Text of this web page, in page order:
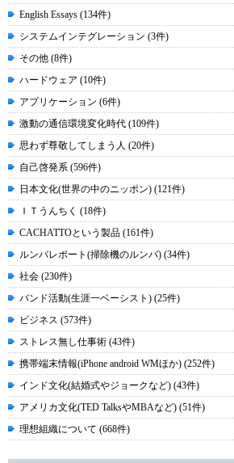
English Essays (134件)
システムインテグレーション (3件)
その他 (8件)
ハードウェア (10件)
アプリケーション (6件)
激動の通信環境変化時代 (109件)
思わず尊敬してしまう人 (20件)
自己啓発系 (596件)
日本文化(世界の中のニッポン) (121件)
ＩＴうんちく (18件)
CACHATTOという製品 (161件)
ルンバレポート(掃除機のルンバ) (34件)
社会 (230件)
バンド活動(生涯一ベーシスト) (25件)
ビジネス (573件)
ストレス無し仕事術 (43件)
携帯端末情報(iPhone android WMほか) (252件)
インド文化(結婚式やジョークなど) (43件)
アメリカ文化(TED TalksやMBAなど) (51件)
理想組織について (668件)